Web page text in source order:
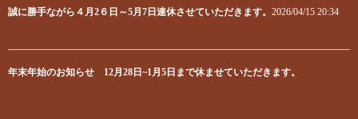
誠に勝手ながら４月2６日～5月7日連休させていただきます。 2026/04/15 20:34
年末年始のお知らせ 12月28日~1月5日まで休ませていただきます。